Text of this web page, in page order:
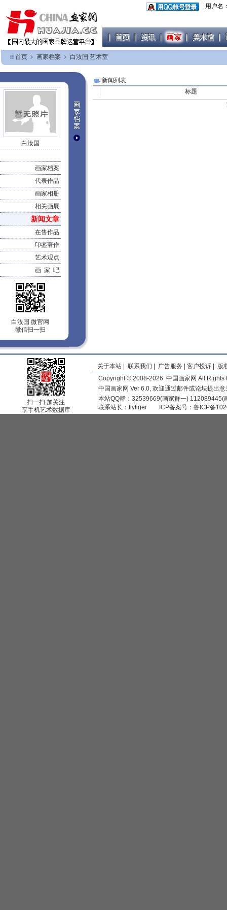
用户名
首页 ﹥ 画家档案 ﹥ 白汝国 艺术室
白汝国
画家档案
代表作品
画家相册
相关画展
新闻文章
在售作品
印鉴著作
艺术观点
画 家 吧
白汝国 微官网
微信扫一扫
新闻列表
标题
扫一扫 加关注
享手机艺术数据库
关于本站 联系我们 广告服务 客户投诉
版
Copyright © 2008-2026 中国画家网 All Rights
中国画家网 Ver 6.0, 欢迎通过邮件或论坛提出
本站QQ群：32539669(画家群一)
联系站长： flytiger ICP备案号： 鲁ICP备